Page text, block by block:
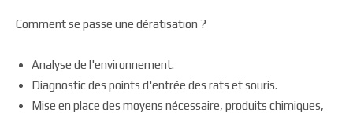
Comment se passe une dératisation ?
Analyse de l'environnement.
Diagnostic des points d'entrée des rats et souris.
Mise en place des moyens nécessaire, produits chimiques,